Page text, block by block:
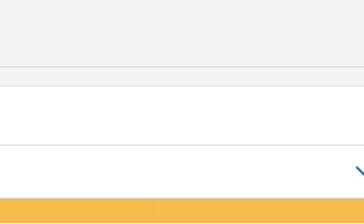
Québec (YQB)